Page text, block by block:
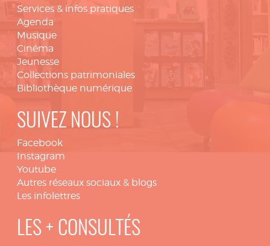
Services & infos pratiques
Agenda
Musique
Cinéma
Jeunesse
Collections patrimoniales
Bibliothèque numérique
SUIVEZ NOUS !
Facebook
Instagram
Youtube
Autres réseaux sociaux & blogs
Les infolettres
LES + CONSULTÉS